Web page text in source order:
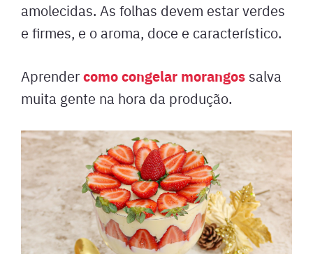
amolecidas. As folhas devem estar verdes
e firmes, e o aroma, doce e característico.
Aprendercomo congelar morangos salva
muita gente na hora da produção.